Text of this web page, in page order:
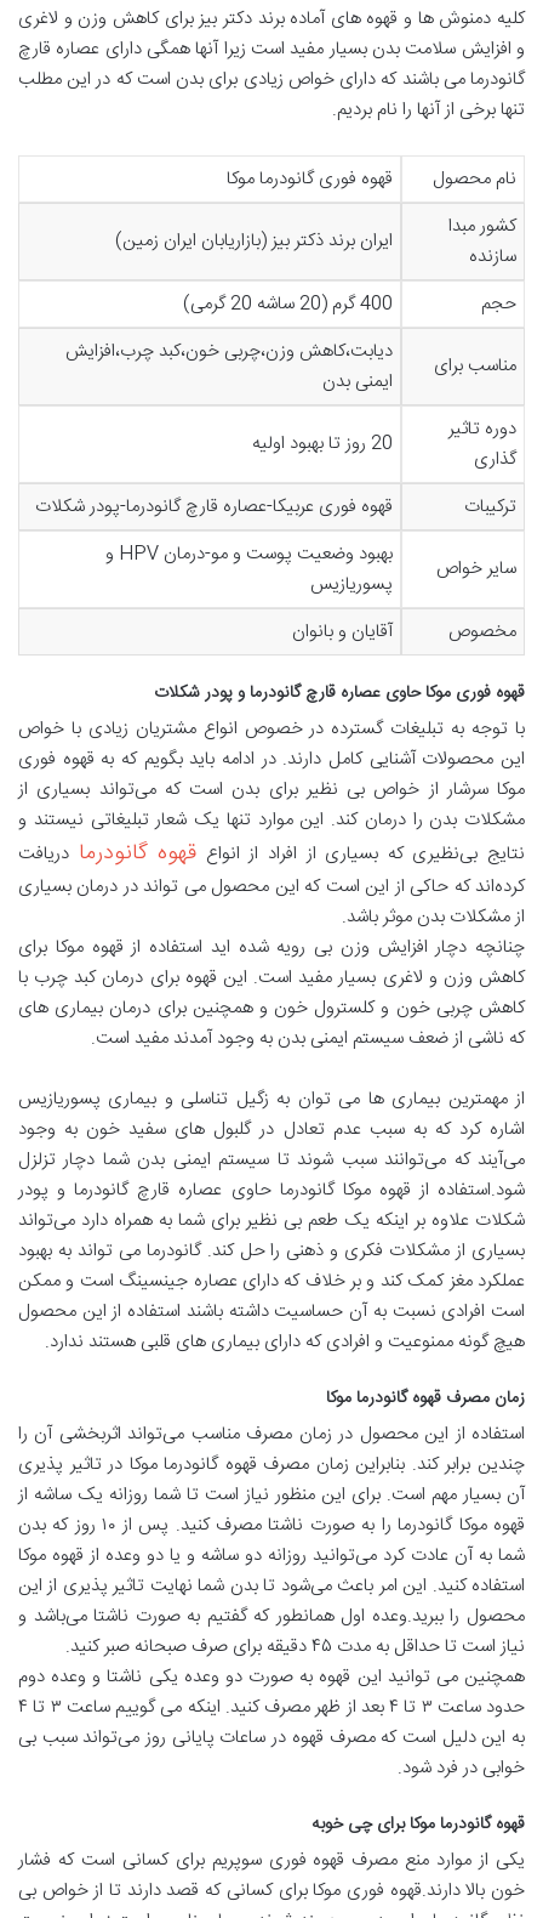
کلیه دمنوش ها و قهوه های آماده برند دکتر بیز برای کاهش وزن و لاغری
و افزایش سلامت بدن بسیار مفید است زیرا آنها همگی دارای عصاره قارچ
گانودرما می باشند که دارای خواص زیادی برای بدن است که در این مطلب
تنها برخی از آنها را نام بردیم.
نام محصول
قهوه فوری گانودرما موکا
کشور مبدا
سازنده
ایران برند ذکتر بیز (بازاریابان ایران زمین)
حجم 400 گرم (20 ساشه 20 گرمی)
مناسب برای
دیابت،کاهش وزن،چربی خون،کبد چرب،افزایش
ایمنی بدن
دوره تاثیر
گذاری
20 روز تا بهبود اولیه
ترکیبات قهوه فوری عربیکا-عصاره قارچ گانودرما-پودر شکلات
سایر خواص
بهبود وضعیت پوست و مو-درمان HPV و
پسوریازیس
مخصوص
آقایان و بانوان
قهوه فوری موکا حاوی عصاره قارچ گانودرما و پودر شکلات
با توجه به تبلیغات گسترده در خصوص انواع مشتریان زیادی با خواص
این محصولات آشنایی کامل دارند. در ادامه باید بگویم که به قهوه فوری
موکا سرشار از خواص بی نظیر برای بدن است که می‌تواند بسیاری از
مشکلات بدن را درمان کند. این موارد تنها یک شعار تبلیغاتی نیستند و
نتایج بی‌نظیری که بسیاری از افراد از انواع قهوه گانودرما دریافت
کرده‌اند که حاکی از این است که این محصول می تواند در درمان بسیاری
از مشکلات بدن موثر باشد.
چنانچه دچار افزایش وزن بی رویه شده اید استفاده از قهوه موکا برای
کاهش وزن و لاغری بسیار مفید است. این قهوه برای درمان کبد چرب با
کاهش چربی خون و کلسترول خون و همچنین برای درمان بیماری های
که ناشی از ضعف سیستم ایمنی بدن به وجود آمدند مفید است.
از مهمترین بیماری ها می توان به زگیل تناسلی و بیماری پسوریازیس
اشاره کرد که به سبب عدم تعادل در گلبول های سفید خون به وجود
می‌آیند که می‌توانند سبب شوند تا سیستم ایمنی بدن شما دچار تزلزل
شود.استفاده از قهوه موکا گانودرما حاوی عصاره قارچ گانودرما و پودر
شکلات علاوه بر اینکه یک طعم بی نظیر برای شما به همراه دارد می‌تواند
بسیاری از مشکلات فکری و ذهنی را حل کند. گانودرما می تواند به بهبود
عملکرد مغز کمک کند و بر خلاف که دارای عصاره جینسینگ است و ممکن
است افرادی نسبت به آن حساسیت داشته باشند استفاده از این محصول
هیچ گونه ممنوعیت و افرادی که دارای بیماری های قلبی هستند ندارد.
زمان مصرف قهوه گانودرما موکا
استفاده از این محصول در زمان مصرف مناسب می‌تواند اثربخشی آن را
چندین برابر کند. بنابراین زمان مصرف قهوه گانودرما موکا در تاثیر پذیری
آن بسیار مهم است. برای این منظور نیاز است تا شما روزانه یک ساشه از
قهوه موکا گانودرما را به صورت ناشتا مصرف کنید. پس از ۱۰ روز که بدن
شما به آن عادت کرد می‌توانید روزانه دو ساشه و یا دو وعده از قهوه موکا
استفاده کنید. این امر باعث می‌شود تا بدن شما نهایت تاثیر پذیری از این
محصول را ببرید.وعده اول همانطور که گفتیم به صورت ناشتا می‌باشد و
نیاز است تا حداقل به مدت ۴۵ دقیقه برای صرف صبحانه صبر کنید.
همچنین می توانید این قهوه به صورت دو وعده یکی ناشتا و وعده دوم
حدود ساعت ۳ تا ۴ بعد از ظهر مصرف کنید. اینکه می گوییم ساعت ۳ تا ۴
به این دلیل است که مصرف قهوه در ساعات پایانی روز می‌تواند سبب بی
خوابی در فرد شود.
قهوه گانودرما موکا برای چی خوبه
یکی از موارد منع مصرف قهوه فوری سوپریم برای کسانی است که فشار
خون بالا دارند.قهوه فوری موکا برای کسانی که قصد دارند تا از خواص بی